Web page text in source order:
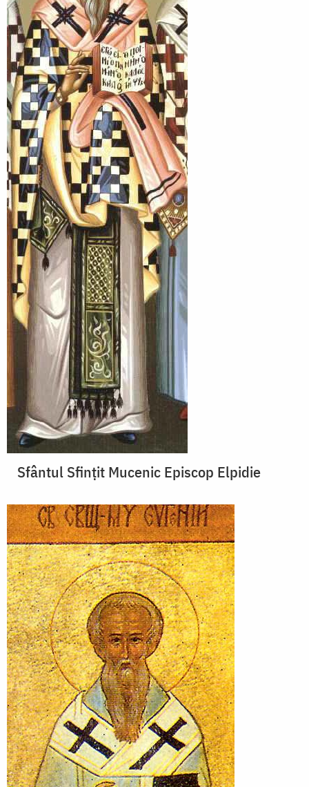
Sfântul Sfințit Mucenic Episcop Elpidie